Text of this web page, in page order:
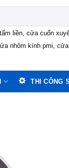
liền, cửa cuốn
nhôm kính pmi,
THI CÔNG